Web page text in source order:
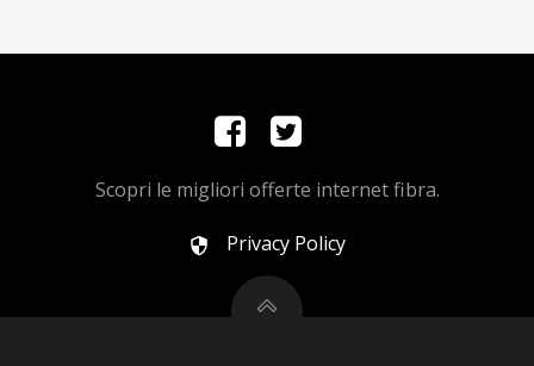
Scopri le migliori offerte internet fibra.
Privacy Policy